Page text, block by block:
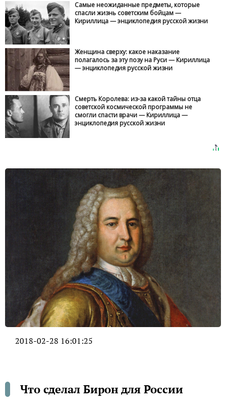
Самые неожиданные предметы, которые
спасли жизнь советским бойцам —
Кириллица — энциклопедия русской жизни
Женщина сверху: какое наказание
полагалось за эту позу на Руси — Кириллица
— энциклопедия русской жизни
Смерть Королева: из-за какой тайны отца
советской космической программы не
смогли спасти врачи — Кириллица —
энциклопедия русской жизни
2018-02-28 16:01:25
Что сделал Бирон для России